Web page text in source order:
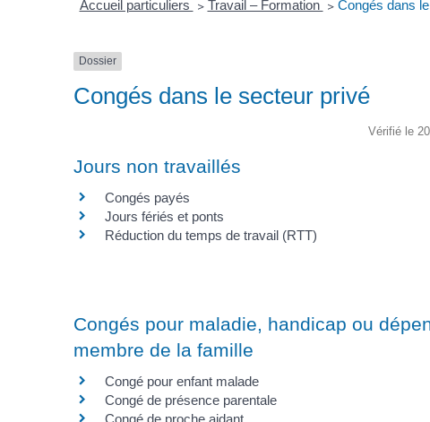
Accueil particuliers > Travail – Formation > Congés dans
Dossier
Congés dans le secteur privé
Vérifié le
Jours non travaillés
Congés payés
Jours fériés et ponts
Réduction du temps de travail (RTT)
Congés pour maladie, handicap ou
membre de la famille
Congé pour enfant malade
Congé de présence parentale
Congé de proche aidant